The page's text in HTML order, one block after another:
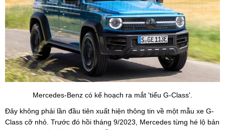
Mercedes-Benz có kế hoạch ra mắt 'tiểu G-Class'.
Đây không phải lần đầu tiên xuất hiện thông tin về một mẫu xe G-
Class cỡ nhỏ. Trước đó hồi tháng 9/2023, Mercedes từng hé lộ bản